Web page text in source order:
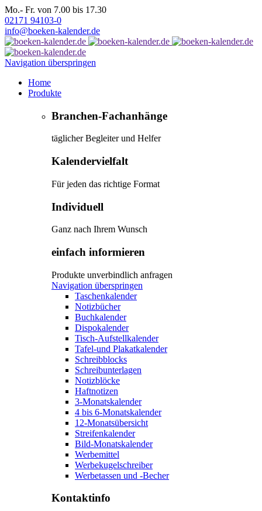
Mo.- Fr. von 7.00 bis 17.30
02171 94103-0
info@boeken-kalender.de
Navigation überspringen
Home
Produkte
Branchen-Fachanhänge
täglicher Begleiter und Helfer
Kalendervielfalt
Für jeden das richtige Format
Individuell
Ganz nach Ihrem Wunsch
einfach informieren
Produkte unverbindlich anfragen
Navigation überspringen
Taschenkalender
Notizbücher
Buchkalender
Dispokalender
Tisch-Aufstellkalender
Tafel-und Plakatkalender
Schreibblocks
Schreibunterlagen
Notizblöcke
Haftnotizen
3-Monatskalender
4 bis 6-Monatskalender
12-Monatsübersicht
Streifenkalender
Bild-Monatskalender
Werbemittel
Werbekugelschreiber
Werbetassen und -Becher
Kontaktinfo